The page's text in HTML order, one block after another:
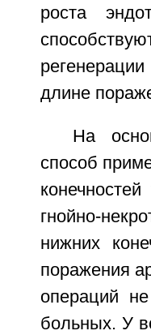
роста
длине
На
способ
гнойно-
нижних
поражения
операций
больных. У